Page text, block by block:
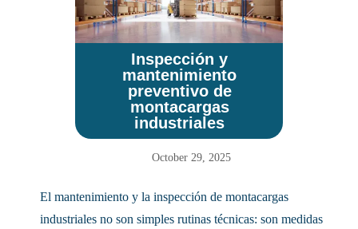
Inspección y
mantenimiento
preventivo de
montacargas
industriales
October 29, 2025
El mantenimiento y la inspección de montacargas
industriales no son simples rutinas técnicas: son medidas